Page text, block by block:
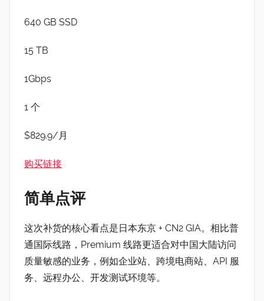
640 GB SSD
15 TB
1Gbps
1 个
$829.9/月
购买链接
简单点评
这次补货的核心看点是日本东京 + CN2 GIA。相比普
通国际线路，Premium 线路更适合对中国大陆访问
质量敏感的业务，例如企业站、跨境电商站、API 服
务、远程办公、开发测试环境等。